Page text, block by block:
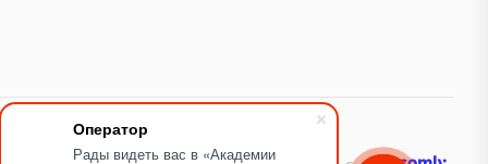
Оператор
Рады видеть вас в «Академии